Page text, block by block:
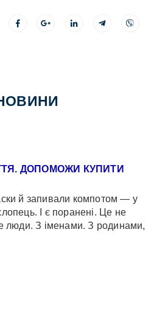
ДОПОМОЖИ КУПИТИ
й запивали компотом — у
І є поранені. Це не
люди. З іменами. З родинами,